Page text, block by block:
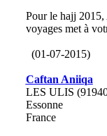
Pour le hajj 2015,
voyages met à
(01-07-2015)
Caftan Aniiqa
LES ULIS
Essonne
France